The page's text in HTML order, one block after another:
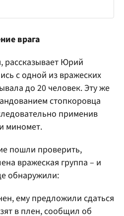
врага
рассказывает Юрий
с одной из вражеских
до 20 человек. Эту же
стопкоровца
применив
миномет.
пошли проверить,
вражеская группа – и
обнаружили:
ему предложили сдаться
в плен, сообщил об